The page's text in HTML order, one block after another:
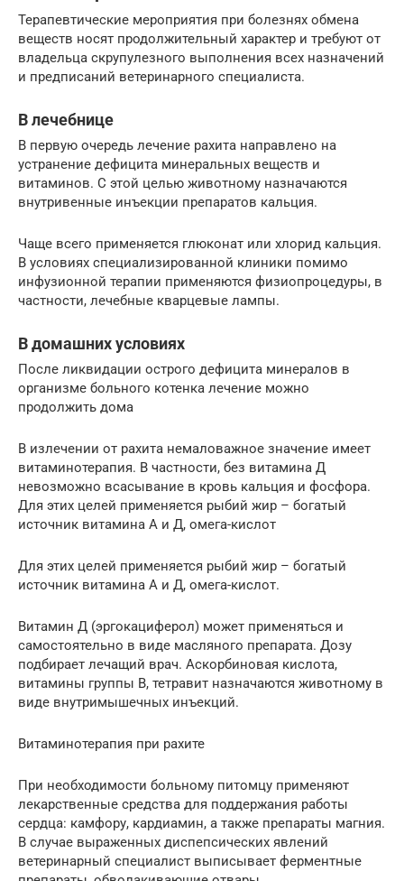
Терапевтические мероприятия при болезнях обмена
веществ носят продолжительный характер и требуют от
владельца скрупулезного выполнения всех назначений
и предписаний ветеринарного специалиста.
В лечебнице
В первую очередь лечение рахита направлено на
устранение дефицита минеральных веществ и
витаминов. С этой целью животному назначаются
внутривенные инъекции препаратов кальция.
Чаще всего применяется глюконат или хлорид кальция.
В условиях специализированной клиники помимо
инфузионной терапии применяются физиопроцедуры, в
частности, лечебные кварцевые лампы.
В домашних условиях
После ликвидации острого дефицита минералов в
организме больного котенка лечение можно
продолжить дома
В излечении от рахита немаловажное значение имеет
витаминотерапия. В частности, без витамина Д
невозможно всасывание в кровь кальция и фосфора.
Для этих целей применяется рыбий жир – богатый
источник витамина А и Д, омега-кислот
Для этих целей применяется рыбий жир – богатый
источник витамина А и Д, омега-кислот.
Витамин Д (эргокациферол) может применяться и
самостоятельно в виде масляного препарата. Дозу
подбирает лечащий врач. Аскорбиновая кислота,
витамины группы В, тетравит назначаются животному в
виде внутримышечных инъекций.
Витаминотерапия при рахите
При необходимости больному питомцу применяют
лекарственные средства для поддержания работы
сердца: камфору, кардиамин, а также препараты магния.
В случае выраженных диспепсических явлений
ветеринарный специалист выписывает ферментные